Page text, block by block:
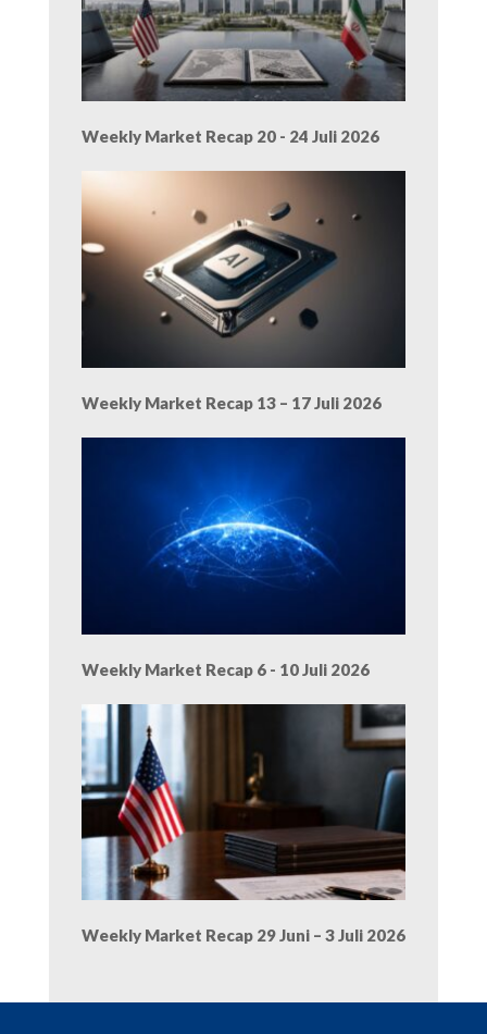
Weekly Market Recap 20 - 24 Juli 2026
Weekly Market Recap 13 – 17 Juli 2026
Weekly Market Recap 6 - 10 Juli 2026
Weekly Market Recap 29 Juni – 3 Juli 2026